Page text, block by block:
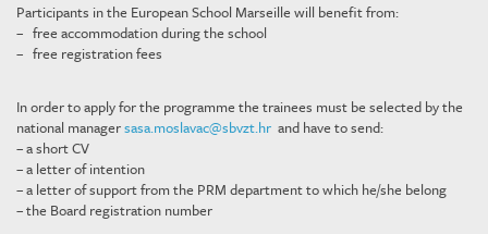
Participants in the European School Marseille will benefit from:
– free accommodation during the school
– free registration fees
In order to apply for the programme the trainees must be selected by the
national managersasa.moslavac@sbvzt.hr and have to send:
– a short CV
– a letter of intention
– a letter of support from the PRM department to which he/she belong
– the Board registration number